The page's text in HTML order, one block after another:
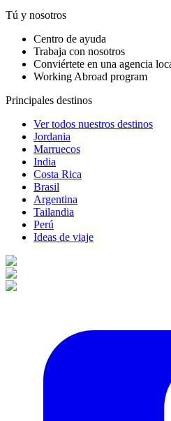
Tú y nosotros
Centro de ayuda
Trabaja con nosotros
Conviértete en una agencia
Working Abroad program
Principales destinos
Ver todos nuestros destinos
Jordania
Marruecos
India
Costa Rica
Brasil
Argentina
Tailandia
Perú
Ideas de viaje